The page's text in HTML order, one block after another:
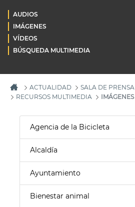
AUDIOS
IMÁGENES
VÍDEOS
BÚSQUEDA MULTIMEDIA
ACTUALIDAD
SALA DE PRENSA
RECURSOS MULTIMEDIA
IMÁGENES
Agencia de la Bicicleta
Alcaldía
Ayuntamiento
Bienestar animal